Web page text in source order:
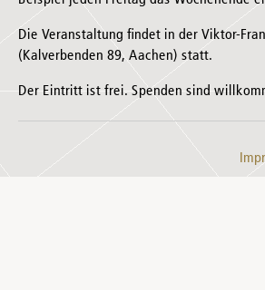
Die Veranstaltung findet in der Viktor-
(Kalverbenden 89, Aachen) statt.
Der Eintritt ist frei. Spenden sind